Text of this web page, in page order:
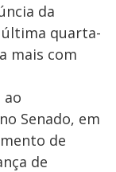
da
quarta-
mais com
ao
Senado, em
de
de